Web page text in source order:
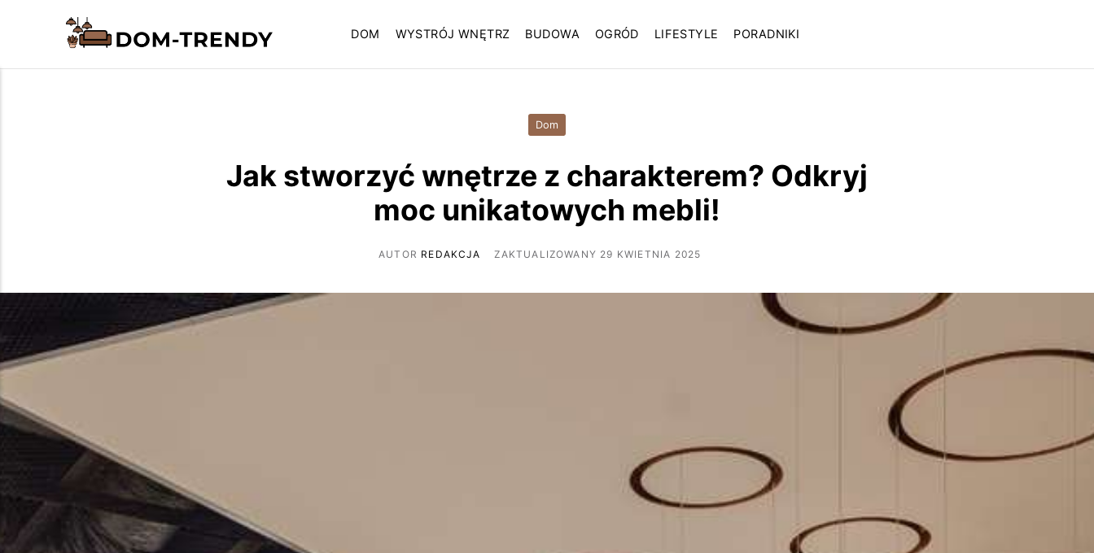
DOM WYSTRÓJ WNĘTRZ BUDOWA OGRÓD LIFESTYLE PORADNIKI
Dom
Jak stworzyć wnętrze z charakterem? Odkryj
moc unikatowych mebli!
AUTOR REDAKCJA ZAKTUALIZOWANY 29 KWIETNIA 2025